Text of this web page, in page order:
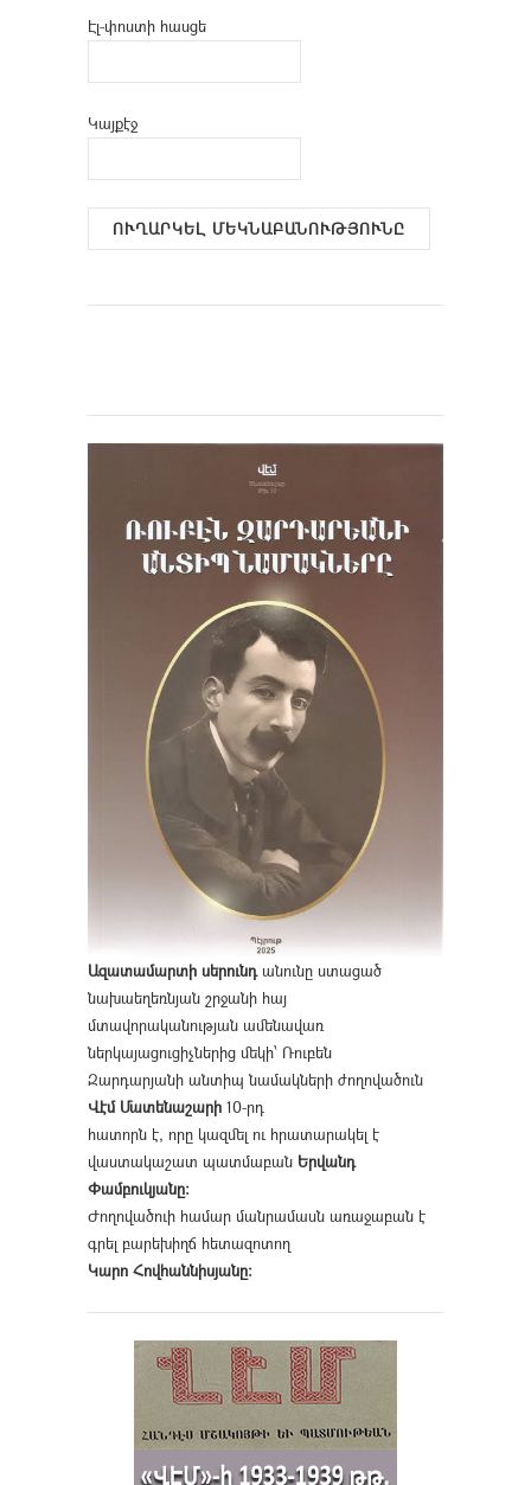
Էլ-փոստի հասցե
Կայքէջ
Ազատամարտի սերունդանունը ստացած
նախաեղեռնյան շրջանի հայ
մտավորականության ամենավառ
ներկայացուցիչներից մեկի՝ Ռուբեն
Զարդարյանի անտիպ նամակների ժողովածուն
Վէմ Մատենաշարի 10-րդ
հատորն է, որը կազմել ու հրատարակել է
վաստակաշատ պատմաբան Երվանդ
Փամբուկյանը։
Ժողովածուի համար մանրամասն առաջաբան է
գրել բարեխիղճ հետազոտող
Կարո Հովհաննիսյանը։